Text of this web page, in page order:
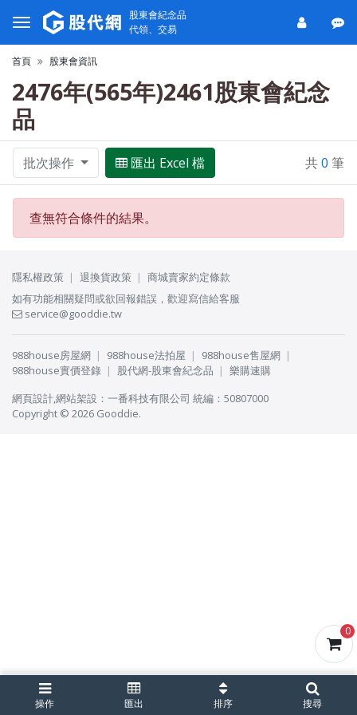
0
股東會紀念品
代領、交易
首頁 股東會資訊
2476年(565年)2461股東會紀念
品
批次操作 匯出 Excel 檔 共0 筆
查無符合條件的結果。
操作 匯出 排序 搜尋
隱私權政策 退換貨政策
商城賣家約定條款
如有功能相關疑問或欲回報錯誤，歡迎寫信給客服
service@gooddie.tw
988house房屋網 988house法拍屋
988house售屋網
988house實價登錄
股代網-股東會紀念品
樂購速購
網頁設計,網站架設 ： 一番科技有限公司 統編：50807000
Copyright © 2026 Gooddie.